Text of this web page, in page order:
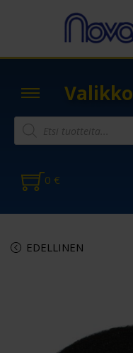
Valikko
0 €
EDELLINEN